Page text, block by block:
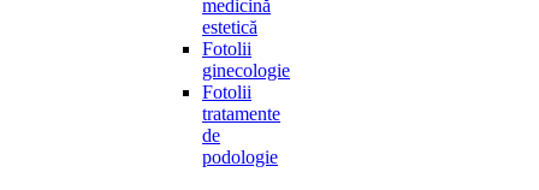
medicină
estetică
Fotolii
ginecologie
Fotolii
tratamente
de
podologie